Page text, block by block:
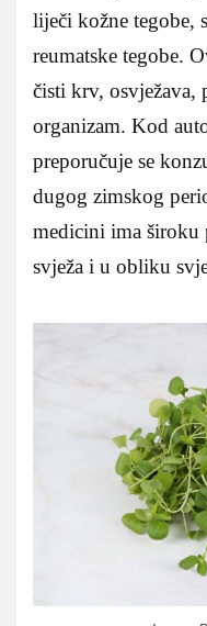
liječi kožne tegobe,
reumatske tegobe.
čisti krv, osvježava,
organizam. Kod
preporučuje se
dugog zimskog
medicini ima široku
svježa i u obliku